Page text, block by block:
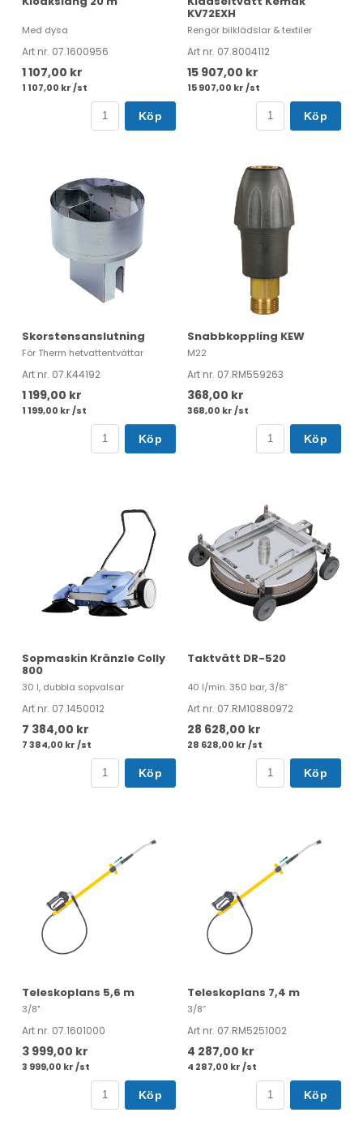
Med dysa
Art nr. 07.1600956
1 107,00 kr
1 107,00 kr /st
Köp
KV72EXH
Rengör bilklädslar & textiler
Art nr. 07.8004112
15 907,00 kr
15 907,00 kr /st
Köp
Skorstensanslutning
För Therm hetvattentvättar
Art nr. 07.K44192
1 199,00 kr
1 199,00 kr /st
Köp
Snabbkoppling KEW
M22
Art nr. 07.RM559263
368,00 kr
368,00 kr /st
Köp
Sopmaskin Kränzle Colly
800
30 l, dubbla sopvalsar
Art nr. 07.1450012
7 384,00 kr
7 384,00 kr /st
Köp
Taktvätt DR-520
40 l/min. 350 bar, 3/8”
Art nr. 07.RM10880972
28 628,00 kr
28 628,00 kr /st
Köp
Teleskoplans 5,6 m
3/8"
Art nr. 07.1601000
3 999,00 kr
3 999,00 kr /st
Köp
Teleskoplans 7,4 m
3/8”
Art nr. 07.RM5251002
4 287,00 kr
4 287,00 kr /st
Köp